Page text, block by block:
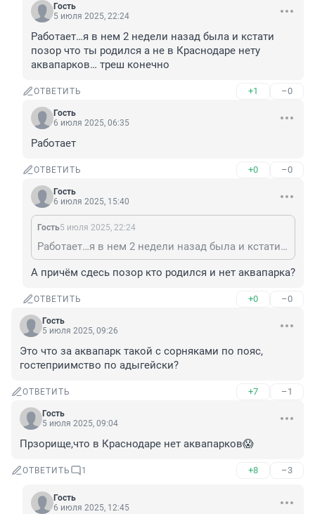
Гость
5 июля 2025, 22:24
Работает…я в нем 2 недели назад была и кстати
позор что ты родился а не в Краснодаре нету
аквапарков… треш конечно
ОТВЕТИТЬ +1 –0
Гость
6 июля 2025, 06:35
Работает
ОТВЕТИТЬ +0 –0
Гость
6 июля 2025, 15:40
Гость5 июля 2025, 22:24
Работает…я в нем 2 недели назад была и кстати позор что ты родился а не в Краснодаре нету аквапарков… треш конечно
А причём сдесь позор кто родился и нет аквапарка?
ОТВЕТИТЬ +0 –0
Гость
5 июля 2025, 09:26
Это что за аквапарк такой с сорняками по пояс,
гостеприимство по адыгейски?
ОТВЕТИТЬ +7 –1
Гость
5 июля 2025, 09:04
Прзорище,что в Краснодаре нет аквапарков😱
ОТВЕТИТЬ 1 +8 –3
Гость
6 июля 2025, 12:45